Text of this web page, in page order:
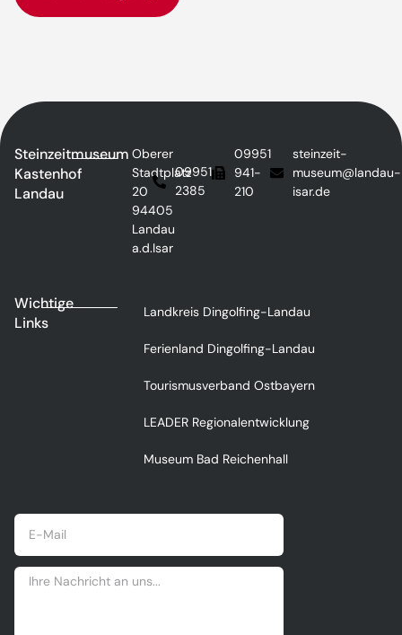
Steinzeitmuseum
Kastenhof
Landau
Oberer
Stadtplatz
20
94405
Landau
a.d.Isar
09951
2385
09951
941-
210
steinzeit-
museum@landau-
isar.de
Wichtige
Links
Landkreis Dingolfing-Landau
Ferienland Dingolfing-Landau
Tourismusverband Ostbayern
LEADER Regionalentwicklung
Museum Bad Reichenhall